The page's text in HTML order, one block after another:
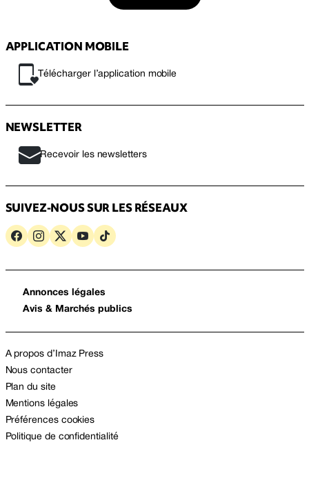
APPLICATION MOBILE
Télécharger l’application mobile
NEWSLETTER
Recevoir les newsletters
SUIVEZ-NOUS SUR LES RÉSEAUX
Annonces légales
Avis & Marchés publics
A propos d’Imaz Press
Nous contacter
Plan du site
Mentions légales
Préférences cookies
Politique de confidentialité